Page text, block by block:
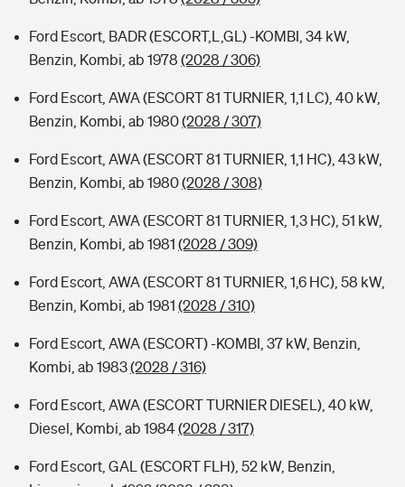
Ford Escort, BADR (ESCORT,L,GL) -KOMBI, 34 kW,
Benzin, Kombi, ab 1978 (2028 / 306)
Ford Escort, AWA (ESCORT 81 TURNIER, 1,1 LC), 40 kW,
Benzin, Kombi, ab 1980(2028 / 307)
Ford Escort, AWA (ESCORT 81 TURNIER, 1,1 HC), 43 kW,
Benzin, Kombi, ab 1980(2028 / 308)
Ford Escort, AWA (ESCORT 81 TURNIER, 1,3 HC), 51 kW,
Benzin, Kombi, ab 1981 (2028 / 309)
Ford Escort, AWA (ESCORT 81 TURNIER, 1,6 HC), 58 kW,
Benzin, Kombi, ab 1981 (2028 / 310)
Ford Escort, AWA (ESCORT) -KOMBI, 37 kW, Benzin,
Kombi, ab 1983(2028 / 316)
Ford Escort, AWA (ESCORT TURNIER DIESEL), 40 kW,
Diesel, Kombi, ab 1984(2028 / 317)
Ford Escort, GAL (ESCORT FLH), 52 kW, Benzin,